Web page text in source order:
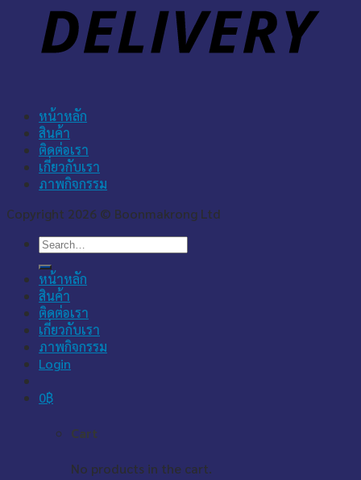
หน้าหลัก
สินค้า
ติดต่อเรา
เกี่ยวกับเรา
ภาพกิจกรรม
Copyright 2026 © Boonmakrong Ltd
Search
หน้าหลัก
สินค้า
ติดต่อเรา
เกี่ยวกับเรา
ภาพกิจกรรม
Login
0฿
Cart
No products in the cart.